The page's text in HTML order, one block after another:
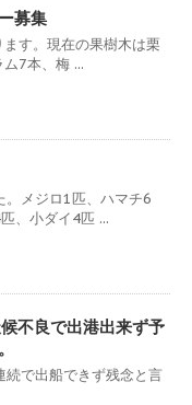
募集
す。現在の果樹木は栗
7本、梅 ...
。メジロ1匹、ハマチ6
、小ダイ4匹 ...
不良で出港出来ず予
続で出船できず残念と言